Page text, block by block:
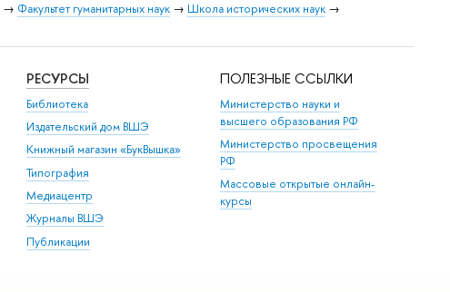
→ Факультет гуманитарных наук → Школа исторических наук →
РЕСУРСЫ
Библиотека
Издательский дом ВШЭ
Книжный магазин «БукВышка»
Типография
Медиацентр
Журналы ВШЭ
Публикации
ПОЛЕЗНЫЕ ССЫЛКИ
Министерство науки и
высшего образования РФ
Министерство просвещения
РФ
Массовые открытые онлайн-
курсы